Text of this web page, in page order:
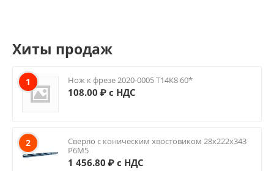
Хиты продаж
1 Нож к фрезе 2020-0005 Т14К8 60*
108.00 ₽ с НДС
2
Сверло с коническим хвостовиком 28х222х343
Р6М5
1 456.80 ₽ с НДС